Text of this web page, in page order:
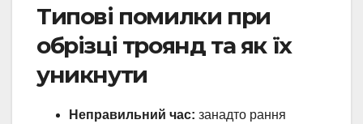
Типові помилки при
обрізці троянд та як їх
уникнути
Неправильний час: занадто рання